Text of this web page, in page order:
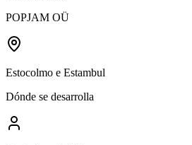
POPJAM OÜ
Estocolmo e Estambul
Dónde se desarrolla